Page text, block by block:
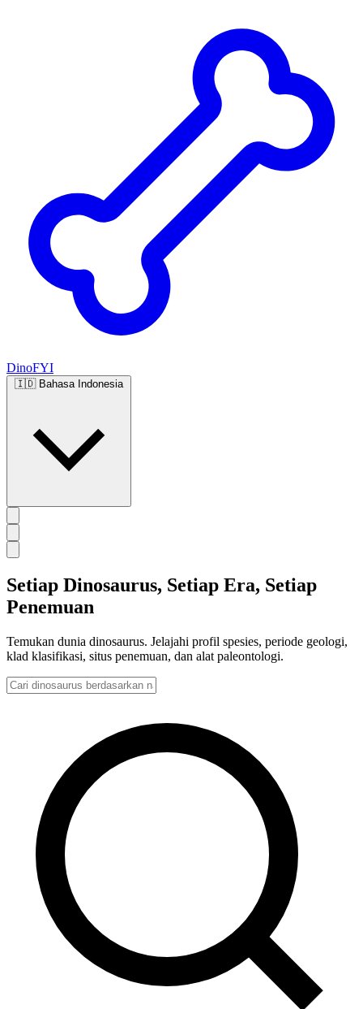
DinoFYI
🇮🇩 Bahasa Indonesia
Setiap Dinosaurus, Setiap Era, Setiap
Penemuan
Temukan dunia dinosaurus. Jelajahi profil spesies, periode geologi,
klad klasifikasi, situs penemuan, dan alat paleontologi.